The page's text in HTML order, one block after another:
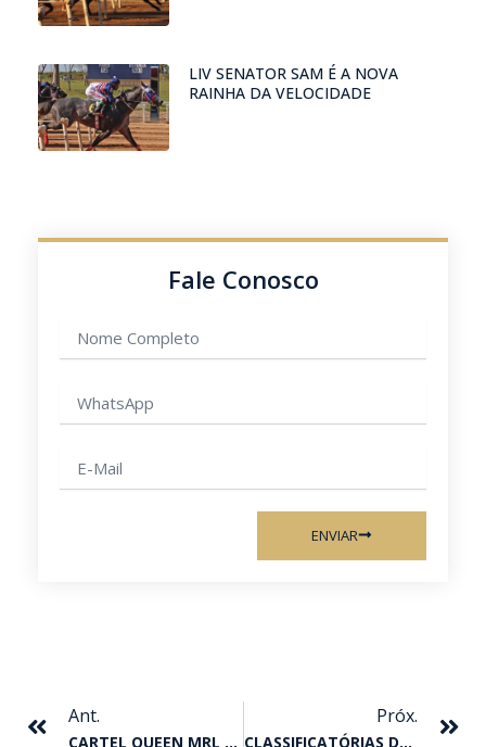
LIV SENATOR SAM É A NOVA
RAINHA DA VELOCIDADE
Fale Conosco
completo
mail
ENVIAR
Ant.
CARTEL QUEEN MRL CONQUISTA O GP SUPER SPRINT
Próx.
CLASSIFICATÓRIAS DO GP II DERBY